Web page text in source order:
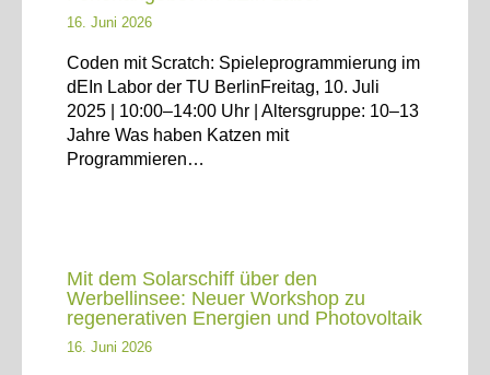
16. Juni 2026
Coden mit Scratch: Spieleprogrammierung im
dEIn Labor der TU BerlinFreitag, 10. Juli
2025 | 10:00–14:00 Uhr | Altersgruppe: 10–13
Jahre Was haben Katzen mit
Programmieren…
Mit dem Solarschiff über den
Werbellinsee: Neuer Workshop zu
regenerativen Energien und Photovoltaik
16. Juni 2026